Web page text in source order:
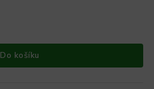
Do košíku